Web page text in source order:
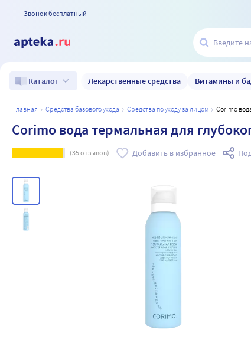
Звонок бесплатный
Каталог Лекарственные средства Витамины и
главная средства базового ухода средства по уходу за лицом Corimo
Corimo вода термальная для
(35отзывов) Добавить в избранное